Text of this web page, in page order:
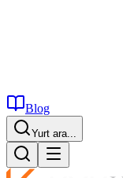
Blog
Üniversite ara...